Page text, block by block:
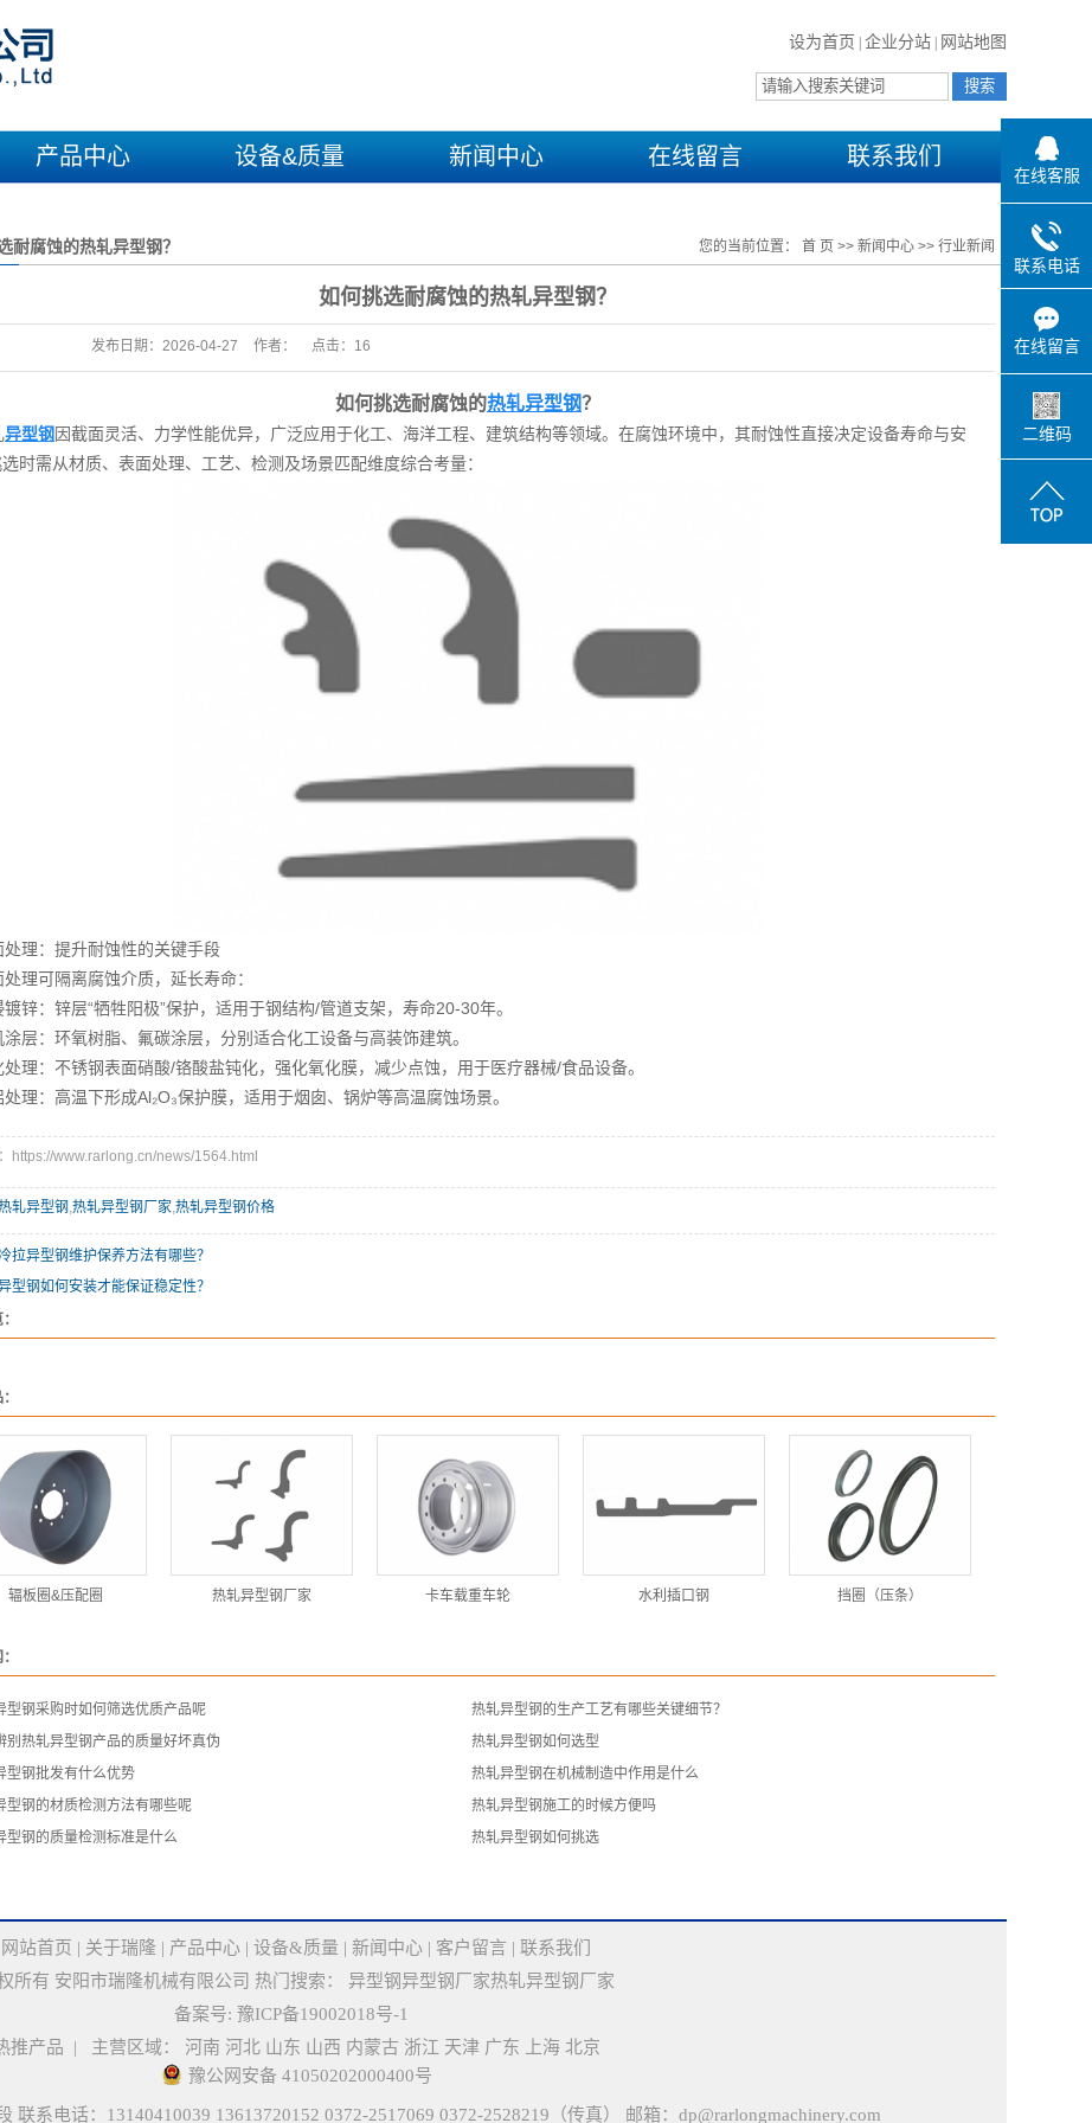
设为首页 企业分站 网站地图
产品中心
车轮总成
铁路配件
设备&质量 新闻中心
技术知识
在线留言 联系我们
耐腐蚀的热轧异型钢？ 您的当前位置： 首 页 >> 新闻中心 >> 行业新闻
​如何挑选耐腐蚀的热轧异型钢？
发布日期： 2026-04-27 作者： 点击： 16
如何挑选耐腐蚀的热轧异型钢？
异型钢 因截面灵活、力学性能优异，广泛应用于化工、海洋工程、建筑结构等领域。在腐蚀环境中，其耐蚀性直接决定设备寿命与安
时需从材质、表面处理、工艺、检测及场景匹配维度综合考量：
理：提升耐蚀性的关键手段
理可隔离腐蚀介质，延长寿命：
锌：锌层“牺牲阳极”保护，适用于钢结构/管道支架，寿命20-30年。
层：环氧树脂、氟碳涂层，分别适合化工设备与高装饰建筑。
理：不锈钢表面硝酸/铬酸盐钝化，强化氧化膜，减少点蚀，用于医疗器械/食品设备。
理：高温下形成Al₂O₃保护膜，适用于烟囱、锅炉等高温腐蚀场景。
https://www.rarlong.cn/news/1564.html
轧异型钢 ,热轧异型钢厂家,​热轧异型钢价格
拉异型钢维护保养方法有哪些？
型钢如何安装才能保证稳定性？
辐板圈&压配圈 热轧异型钢厂家 卡车载重车轮 水利插口钢 挡圈（压条）
型钢采购时如何筛选优质产品呢
​热轧异型钢的生产工艺有哪些关键细节？
别热轧异型钢产品的质量好坏真伪
​热轧异型钢如何选型
型钢批发有什么优势
​热轧异型钢在机械制造中作用是什么
型钢的材质检测方法有哪些呢
​热轧异型钢施工的时候方便吗
型钢的质量检测标准是什么
​热轧异型钢如何挑选
网站首页 | 关于瑞隆 | 产品中心 | 设备&质量 | 新闻中心 | 客户留言 | 联系我们
所有 安阳市瑞隆机械有限公司 热门搜索： 异型钢 异型钢厂家热轧异型钢厂家
备案号: 豫ICP备19002018号-1
推产品 | 主营区域： 河南 河北 山东 山西 内蒙古 浙江 天津 广东 上海 北京
豫公网安备 41050202000400号
系电话：13140410039 13613720152 0372-2517069 0372-2528219（传真） 邮箱：dp@rarlongmachinery.com
在线客服
联系电话
在线留言
二维码